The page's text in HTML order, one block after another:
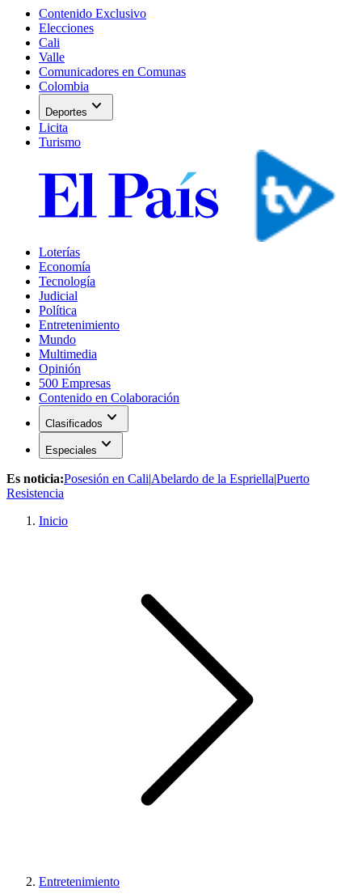
Contenido Exclusivo
Elecciones
Cali
Valle
Comunicadores en Comunas
Colombia
Deportes expand_more
Licita
Turismo
Loterías
Economía
Tecnología
Judicial
Política
Entretenimiento
Mundo
Multimedia
Opinión
500 Empresas
Contenido en Colaboración
Clasificados expand_more
Especiales expand_more
Es noticia:Posesión en Cali|Abelardo de la Espriella|Puerto
Resistencia
Inicio
Entretenimiento